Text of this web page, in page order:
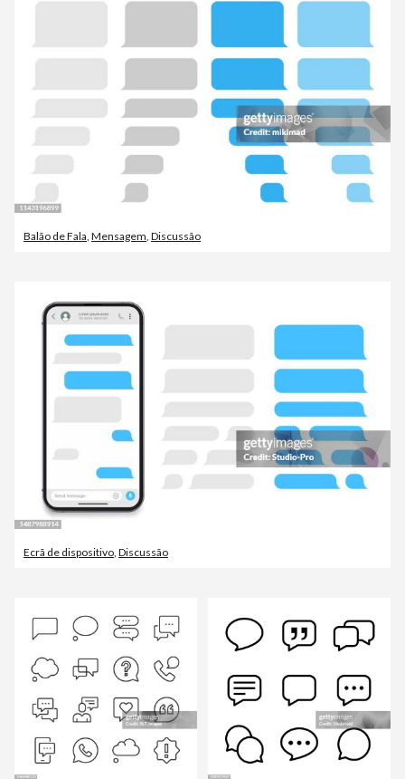
Balão de Fala Mensagem Discussão
Ecrã de dispositivo Discussão